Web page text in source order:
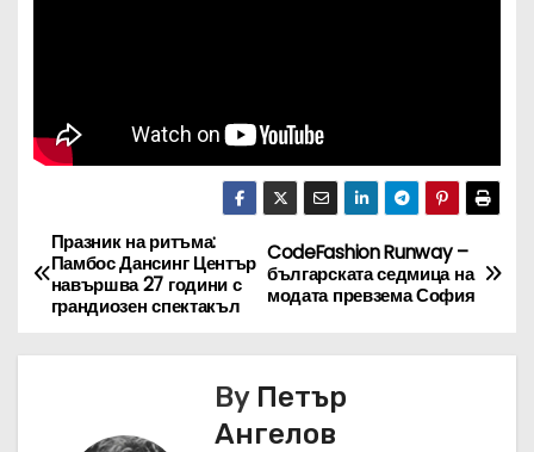
Н
а
в
CodeFashion Runway –
българската седмица на
модата превзема София
Празник на ритъма:
Памбос Дансинг Център
навършва 27 години с
грандиозен спектакъл
By Петър
Ангелов